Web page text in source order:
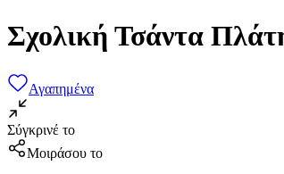
Σχολική Τσάντα
Αγαπημένα
Σύγκρινέ το
Μοιράσου το